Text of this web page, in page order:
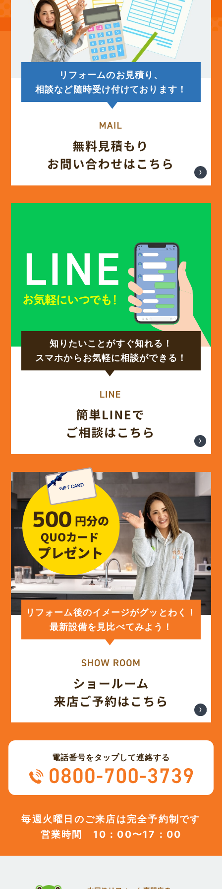
リフォームのお見積り、
相談など随時受け付けております！
知りたいことがすぐ知れる！
スマホからお気軽に相談ができる！
リフォーム後のイメージがグッとわく！
最新設備を見比べてみよう！
電話番号をタップして連絡する
毎週火曜日のご来店は完全予約制です
営業時間 10：00〜17：00